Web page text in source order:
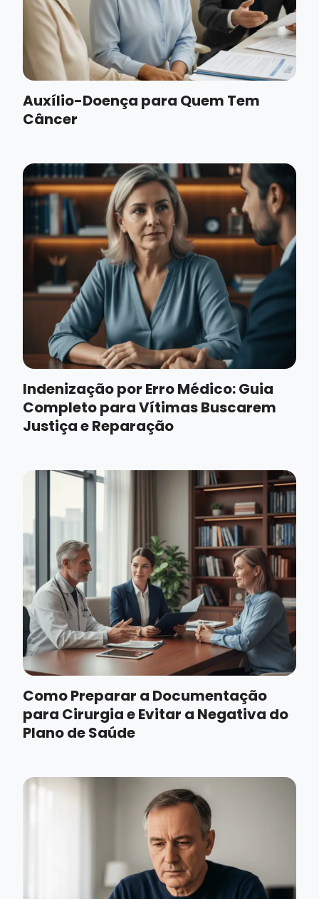
Auxílio-Doença para Quem Tem
Câncer
Indenização por Erro Médico: Guia
Completo para Vítimas Buscarem
Justiça e Reparação
Como Preparar a Documentação
para Cirurgia e Evitar a Negativa do
Plano de Saúde